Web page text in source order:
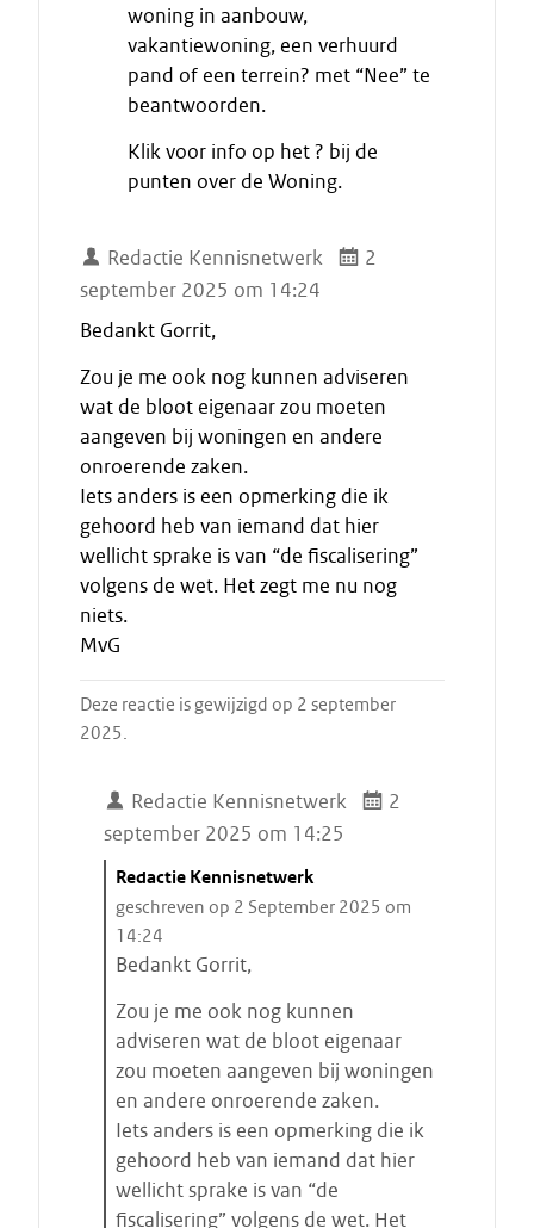
woning in aanbouw,
vakantiewoning, een verhuurd
pand of een terrein? met “Nee” te
beantwoorden.
Klik voor info op het ? bij de
punten over de Woning.
Redactie Kennisnetwerk
2
september 2025 om 14:24
Bedankt Gorrit,
Zou je me ook nog kunnen adviseren
wat de bloot eigenaar zou moeten
aangeven bij woningen en andere
onroerende zaken.
Iets anders is een opmerking die ik
gehoord heb van iemand dat hier
wellicht sprake is van “de fiscalisering”
volgens de wet. Het zegt me nu nog
niets.
MvG
Deze reactie is gewijzigd op 2 september
2025.
Redactie Kennisnetwerk
2
september 2025 om 14:25
C
i
t
a
t
s
t
a
r
t
e
n
Redactie Kennisnetwerk
geschreven op 2 September 2025 om
14:24
Bedankt Gorrit,
Zou je me ook nog kunnen
adviseren wat de bloot eigenaar
zou moeten aangeven bij woningen
en andere onroerende zaken.
Iets anders is een opmerking die ik
gehoord heb van iemand dat hier
wellicht sprake is van “de
fiscalisering” volgens de wet. Het